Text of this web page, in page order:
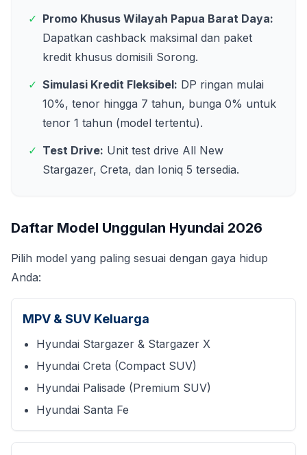
✓ Promo Khusus Wilayah Papua Barat Daya:
Dapatkan cashback maksimal dan paket
kredit khusus domisili Sorong.
✓ Simulasi Kredit Fleksibel: DP ringan mulai
10%, tenor hingga 7 tahun, bunga 0% untuk
tenor 1 tahun (model tertentu).
✓ Test Drive: Unit test drive All New
Stargazer, Creta, dan Ioniq 5 tersedia.
Daftar Model Unggulan Hyundai 2026
Pilih model yang paling sesuai dengan gaya hidup
Anda:
MPV & SUV Keluarga
Hyundai Stargazer & Stargazer X
Hyundai Creta (Compact SUV)
Hyundai Palisade (Premium SUV)
Hyundai Santa Fe